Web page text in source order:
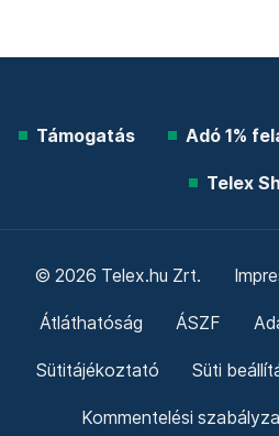
Támogatás Adó 1%
Telex
© 2026 Telex.hu Zrt.
Átláthatóság ÁSZF
Sütitájékoztató Süti
Kommentelési